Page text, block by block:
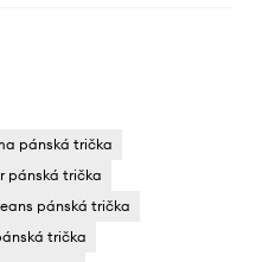
pánská trička
pánská trička
pánská trička
trička